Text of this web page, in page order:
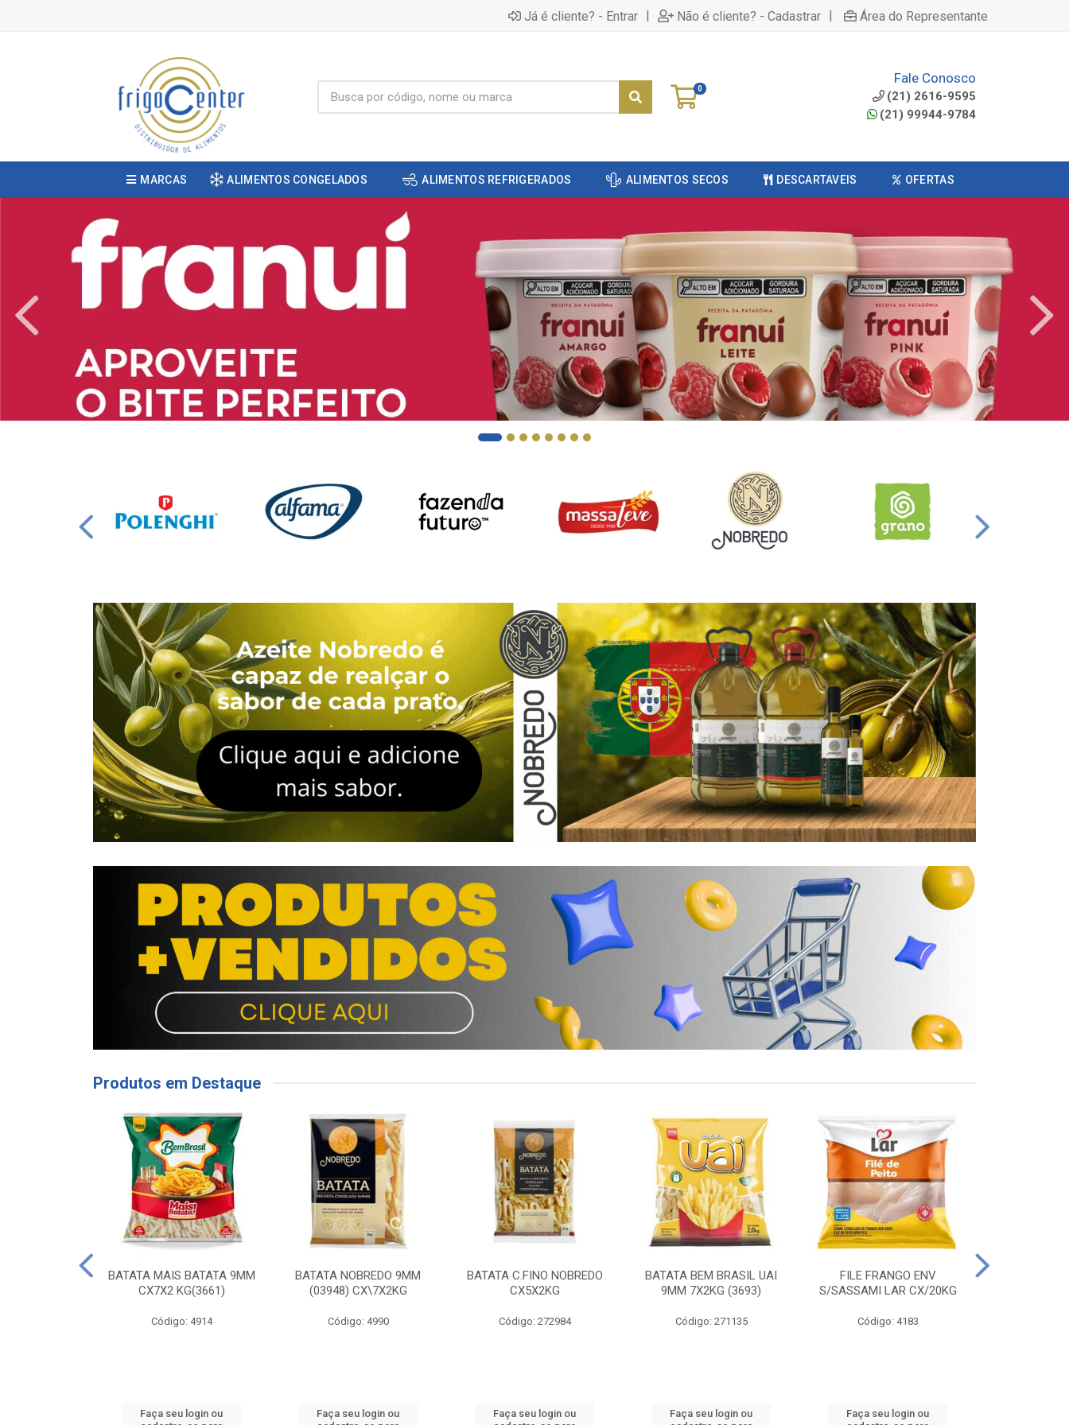
Já é cliente? - Entrar | Não é cliente? - Cadastrar | Área do Representante
0
Fale Conosco
(21) 2616-9595
(21) 99944-9784
MARCAS ALIMENTOS CONGELADOS ALIMENTOS REFRIGERADOS ALIMENTOS SECOS DESCARTAVEIS OFERTAS
Produtos em Destaque
BATATA MAIS BATATA 9MM
CX7X2 KG(3661)
Código: 4914
Faça seu login ou
BATATA NOBREDO 9MM
(03948) CX\7X2KG
Código: 4990
Faça seu login ou
BATATA C.FINO NOBREDO
CX5X2KG
Código: 272984
Faça seu login ou
BATATA BEM BRASIL UAI
9MM 7X2KG (3693)
Código: 271135
Faça seu login ou
FILE FRANGO ENV
S/SASSAMI LAR CX/20KG
Código: 4183
Faça seu login ou